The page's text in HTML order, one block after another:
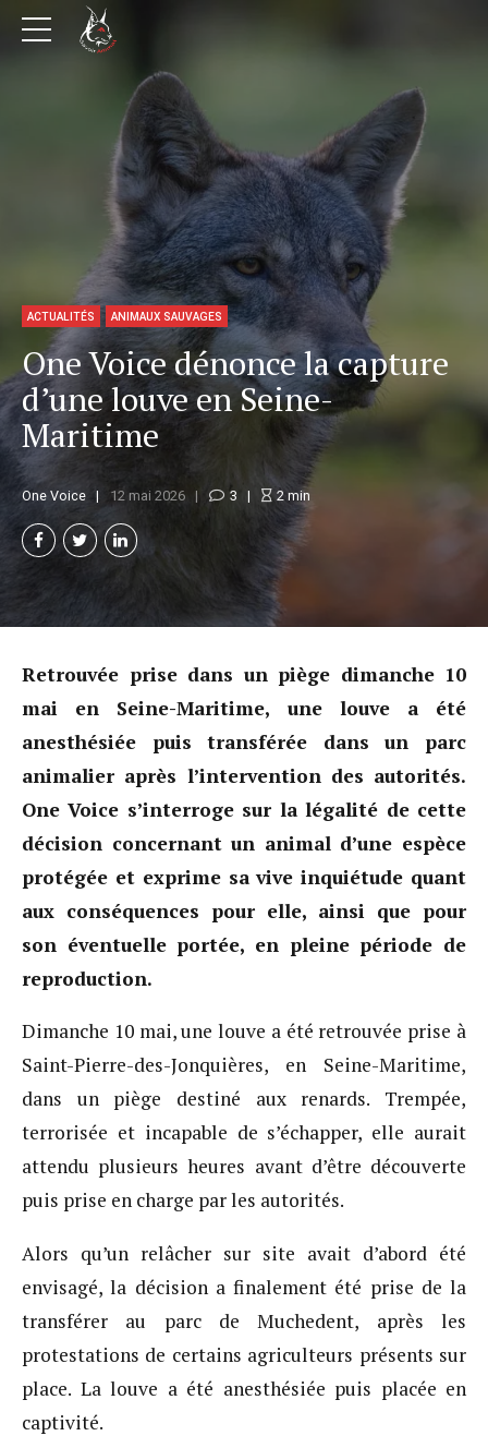
ACTUALITÉS ANIMAUX SAUVAGES
One Voice dénonce la capture
d’une louve en Seine-
Maritime
One Voice 12 mai 2026 3 2min
Retrouvée prise dans un piège dimanche 10
mai en Seine-Maritime, une louve a été
anesthésiée puis transférée dans un parc
animalier après l’intervention des autorités.
One Voice s’interroge sur la légalité de cette
décision concernant un animal d’une espèce
protégée et exprime sa vive inquiétude quant
aux conséquences pour elle, ainsi que pour
son éventuelle portée, en pleine période de
reproduction.
Dimanche 10 mai, une louve a été retrouvée prise à
Saint-Pierre-des-Jonquières, en Seine-Maritime,
dans un piège destiné aux renards. Trempée,
terrorisée et incapable de s’échapper, elle aurait
attendu plusieurs heures avant d’être découverte
puis prise en charge par les autorités.
Alors qu’un relâcher sur site avait d’abord été
envisagé, la décision a finalement été prise de la
transférer au parc de Muchedent, après les
protestations de certains agriculteurs présents sur
place. La louve a été anesthésiée puis placée en
captivité.